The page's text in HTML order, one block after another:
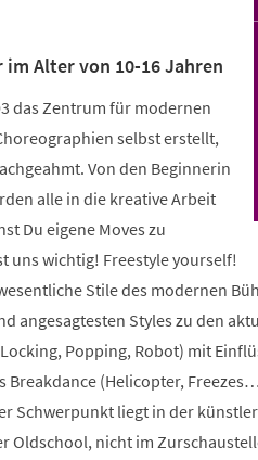
Alter von 10-16 Jahren
das Zentrum für modernen
selbst erstellt,
Von den Beginnerin
alle in die kreative Arbeit
Du eigene Moves zu
uns wichtig! Freestyle yourself!
Stile des modernen
angesagtesten Styles zu den
Popping, Robot) mit
Breakdance (Helicopter,
Schwerpunkt liegt in der
Oldschool, nicht im